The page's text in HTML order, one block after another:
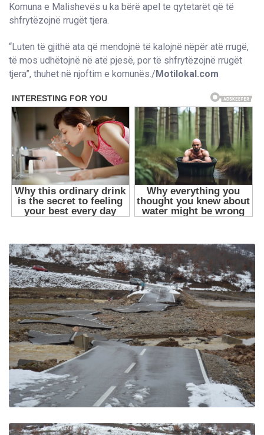
Komuna e Malishevës u ka bërë apel te qytetarët që të
shfrytëzojnë rrugët tjera.
“Luten të gjithë ata që mendojnë të kalojnë nëpër atë rrugë,
të mos udhëtojnë në atë pjesë, por të shfrytëzojnë rrugët
tjera”, thuhet në njoftim e komunës./Motilokal.com